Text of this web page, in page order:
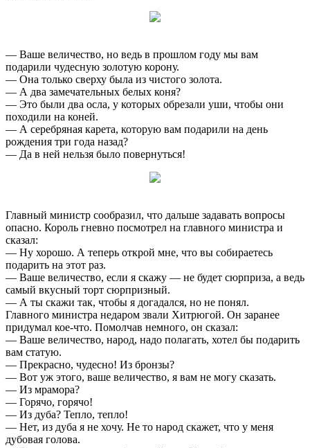
— Ваше величество, но ведь в прошлом году мы вам
подарили чудесную золотую корону.
— Она только сверху была из чистого золота.
— А два замечательных белых коня?
— Это были два осла, у которых обрезали уши, чтобы они
походили на коней.
— А серебряная карета, которую вам подарили на день
рождения три года назад?
— Да в ней нельзя было повернуться!
Главный министр сообразил, что дальше задавать вопросы
опасно. Король гневно посмотрел на главного министра и
сказал:
— Ну хорошо. А теперь открой мне, что вы собираетесь
подарить на этот раз.
— Ваше величество, если я скажу — не будет сюрприза, а ведь
самый вкусный торт сюрпризный.
— А ты скажи так, чтобы я догадался, но не понял.
Главного министра недаром звали Хитрюгой. Он заранее
придумал кое-что. Помолчав немного, он сказал:
— Ваше величество, народ, надо полагать, хотел бы подарить
вам статую.
— Прекрасно, чудесно! Из бронзы?
— Вот уж этого, ваше величество, я вам не могу сказать.
— Из мрамора?
— Горячо, горячо!
— Из дуба? Тепло, тепло!
— Нет, из дуба я не хочу. Не то народ скажет, что у меня
дубовая голова.